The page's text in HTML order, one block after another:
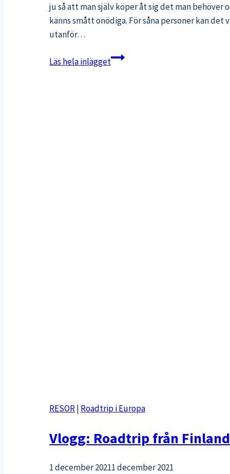
ju så att man själv köper åt sig det man behöver
känns smått onödiga. För såna personer kan det
utanför…
Läs hela inläggetHälsosamma
RESOR| Roadtrip i Europa
Vlogg: Roadtrip från
1 december 20211 december 2021